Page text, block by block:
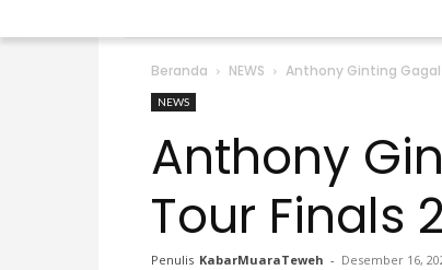
Beranda NEWS Anthony Ginting Gagal
NEWS
Anthony
Tour Finals
Penulis KabarMuaraTeweh - Desember 16,